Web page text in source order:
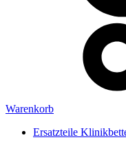
Warenkorb
Ersatzteile